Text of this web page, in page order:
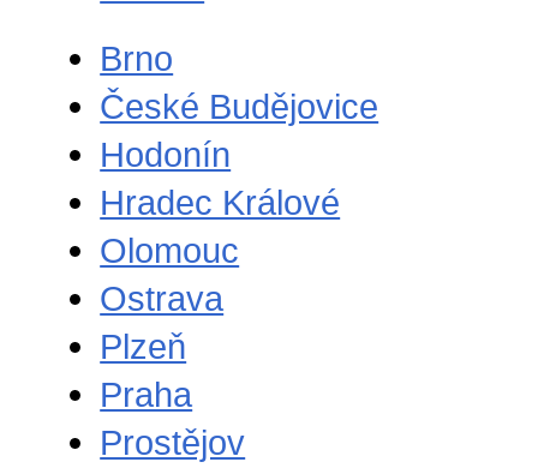
Brno
České Budějovice
Hodonín
Hradec Králové
Olomouc
Ostrava
Plzeň
Praha
Prostějov